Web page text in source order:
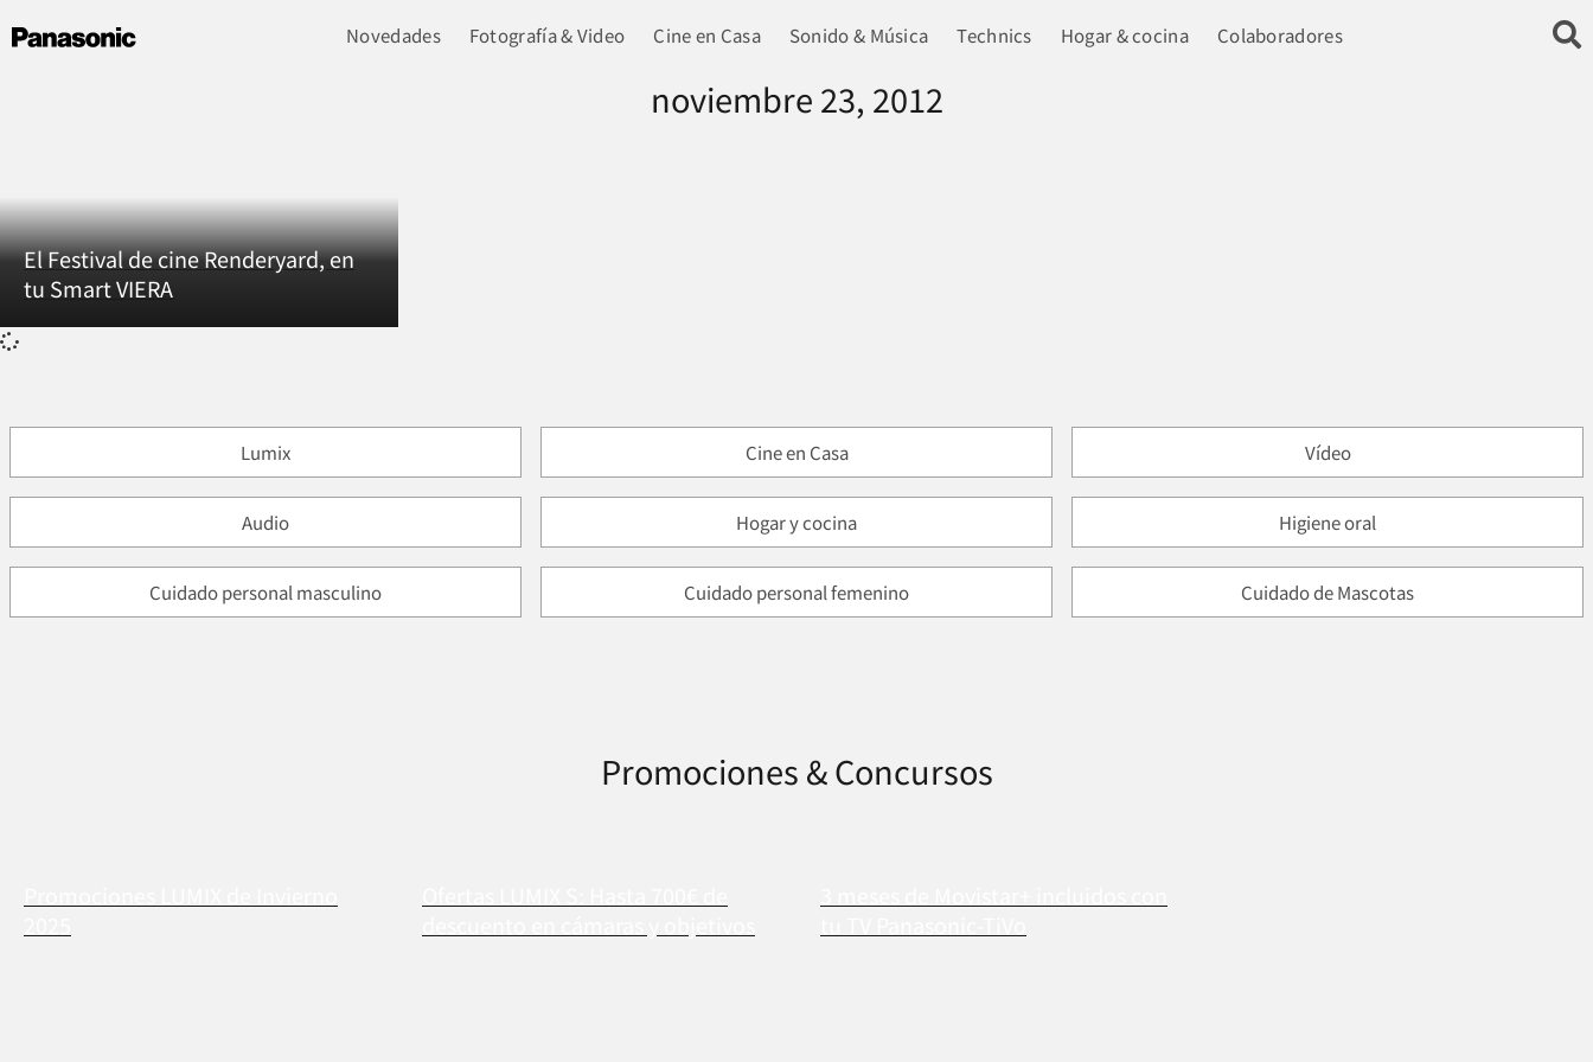
Novedades Fotografía & Video Cine en Casa Sonido & Música Technics Hogar & cocina Colaboradores
noviembre 23, 2012
El Festival de cine Renderyard, en
tu Smart VIERA
Lumix Cine en Casa Vídeo
Audio Hogar y cocina Higiene oral
Cuidado personal masculino Cuidado personal femenino Cuidado de Mascotas
Promociones & Concursos